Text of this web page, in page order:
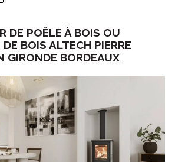
DE POÊLE À BOIS OU
BOIS ALTECH PIERRE
GIRONDE BORDEAUX